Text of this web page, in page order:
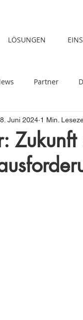
LÖSUNGEN
Partner
Zukunft
Juni 2024 1 Min.